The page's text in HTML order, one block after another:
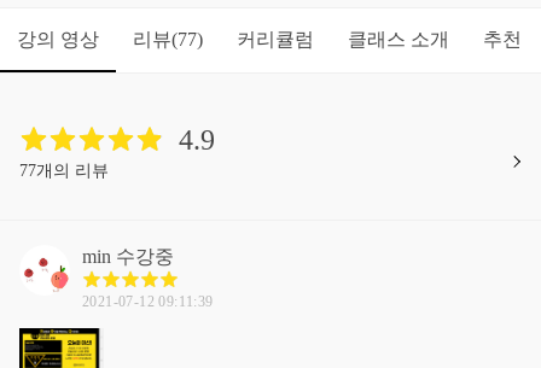
강의 영상 리뷰(77) 커리큘럼 클래스 소개 추천
4.9
77개의 리뷰
min 수강중
2021-07-12 09:11:39